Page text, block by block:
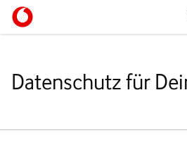
Datenschutz für